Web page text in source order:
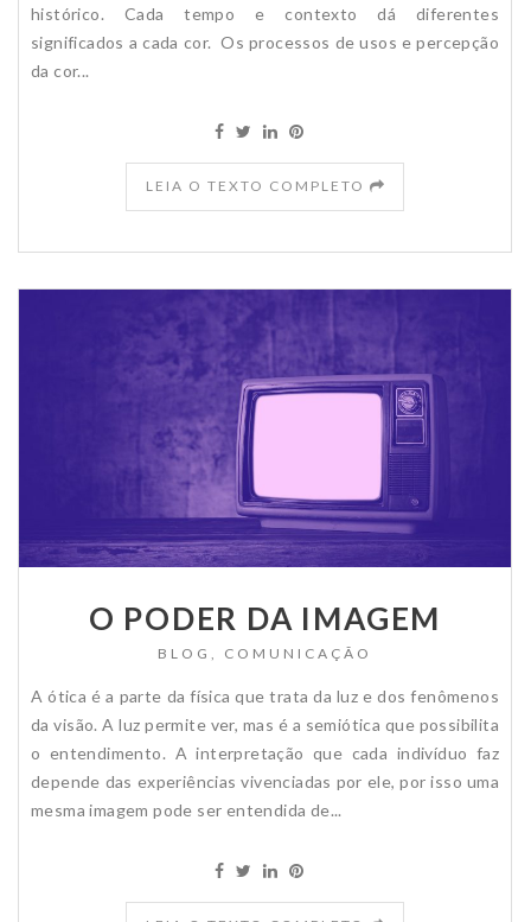
histórico. Cada tempo e contexto dá diferentes
significados a cada cor. Os processos de usos e percepção
da cor...
LEIA O TEXTO COMPLETO
O PODER DA IMAGEM
BLOG COMUNICAÇÃO
A ótica é a parte da física que trata da luz e dos fenômenos
da visão. A luz permite ver, mas é a semiótica que possibilita
o entendimento. A interpretação que cada indivíduo faz
depende das experiências vivenciadas por ele, por isso uma
mesma imagem pode ser entendida de...